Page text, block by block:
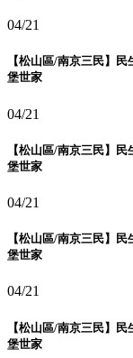
04/21
【松山區/南京三民】
堡世家
04/21
【松山區/南京三民】
堡世家
04/21
【松山區/南京三民】
堡世家
04/21
【松山區/南京三民】
堡世家